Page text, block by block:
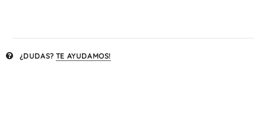
¿DUDAS? TE AYUDAMOS!